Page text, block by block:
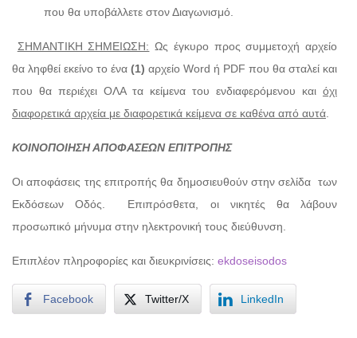
που θα υποβάλλετε στον Διαγωνισμό.
ΣΗΜΑΝΤΙΚΗ ΣΗΜΕΙΩΣΗ: Ως έγκυρο προς συμμετοχή αρχείο
θα ληφθεί εκείνο το ένα (1) αρχείο Word ή PDF που θα σταλεί και
που θα περιέχει ΟΛΑ τα κείμενα του ενδιαφερόμενου και όχι
διαφορετικά αρχεία με διαφορετικά κείμενα σε καθένα από αυτά
ΚΟΙΝΟΠΟΙΗΣΗ ΑΠΟΦΑΣΕΩΝ ΕΠΙΤΡΟΠΗΣ
Οι αποφάσεις της επιτροπής θα δημοσιευθούν στην σελίδα των
Εκδόσεων Οδός. Επιπρόσθετα, οι νικητές θα λάβουν
προσωπικό μήνυμα στην ηλεκτρονική τους διεύθυνση.
Επιπλέον πληροφορίες και διευκρινίσεις: ekdoseisodos
Facebook Twitter/X LinkedIn